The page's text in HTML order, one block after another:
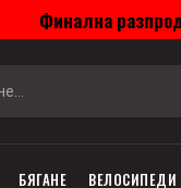
Финална
БЯГАНЕ ВЕЛОСИПЕДИ